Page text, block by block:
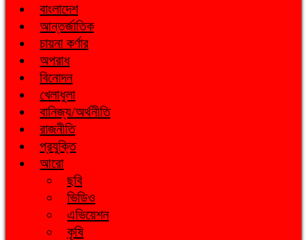
বাংলাদেশ
আন্তর্জাতিক
চায়না কর্ণার
অপরাধ
বিনোদন
খেলাধুলা
বানিজ্য/অর্থনীতি
রাজনীতি
প্রযুক্তি
আরো
ছবি
ভিডিও
এভিয়েশন
কৃষি